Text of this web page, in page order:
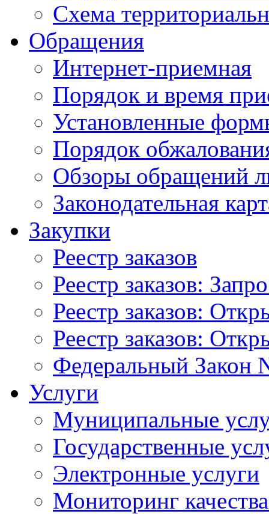
Схема
Обращения
Интернет-приемная
Порядок и время
Установленные
Порядок
Обзоры обращений
Законодательная
Закупки
Реестр заказов
Реестр заказов:
Реестр заказов:
Реестр заказов:
Федеральный Закон
Услуги
Муниципальные
Государственные
Электронные услуги
Мониторинг